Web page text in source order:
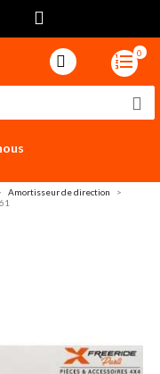
0
Amortisseur de direction